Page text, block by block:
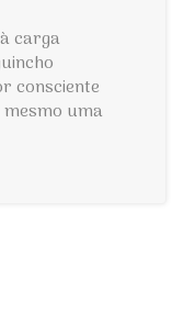
carga
consciente
uma